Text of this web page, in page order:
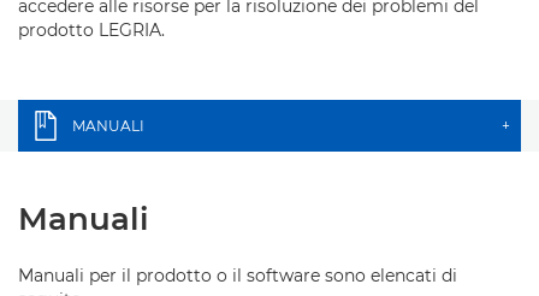
accedere alle risorse per la risoluzione dei problemi del
prodotto LEGRIA.
MANUALI +
Manuali
Manuali per il prodotto o il software sono elencati di